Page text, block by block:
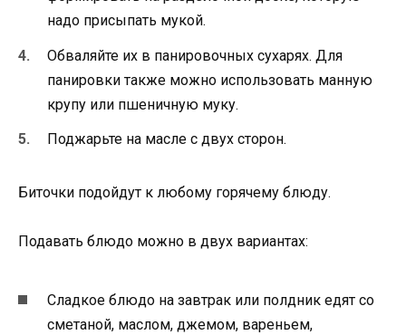
надо присыпать мукой.
Обваляйте их в панировочных сухарях. Для
панировки также можно использовать манную
крупу или пшеничную муку.
Поджарьте на масле с двух сторон.
Биточки подойдут к любому горячему блюду.
Подавать блюдо можно в двух вариантах:
Сладкое блюдо на завтрак или полдник едят со
сметаной, маслом, джемом, вареньем,